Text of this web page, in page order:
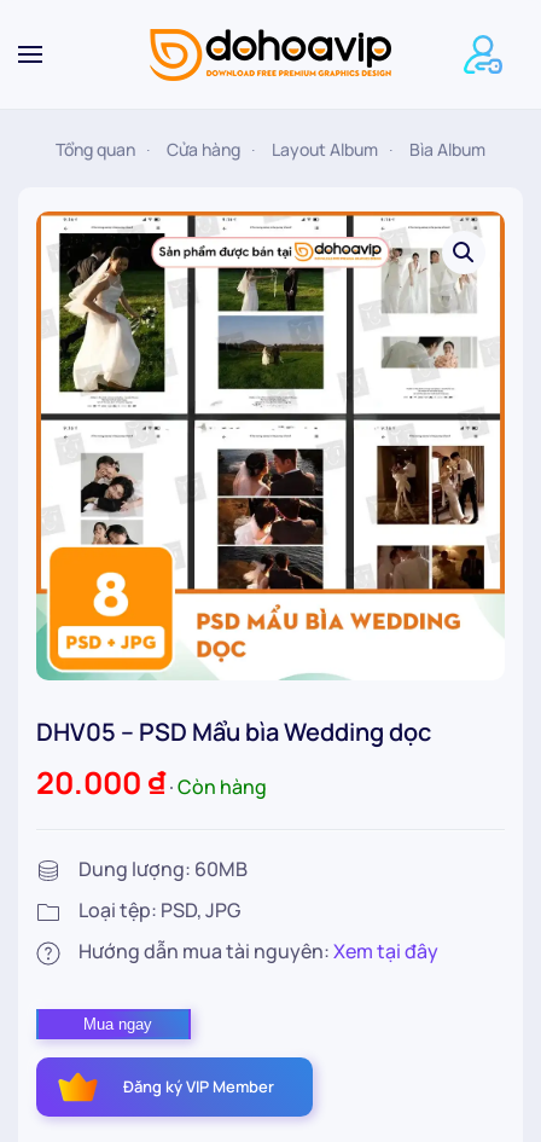
Skip to main content
Tổng quan Cửa hàng Layout Album Bìa Album
DHV05 – PSD Mẩu bìa Wedding dọc
20.000 ₫∙Còn hàng
Dung lượng: 60MB
Loại tệp: PSD, JPG
Hướng dẫn mua tài nguyên:Xem tại đây
DHV05
–
PSD
Mẩu
Mua ngay
Đăng ký VIP Member